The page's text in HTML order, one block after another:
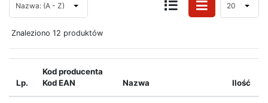
Nazwa: (A - Z) 20
Znaleziono 12 produktów
Lp.
Kod producenta
Kod EAN
Nazwa Ilość